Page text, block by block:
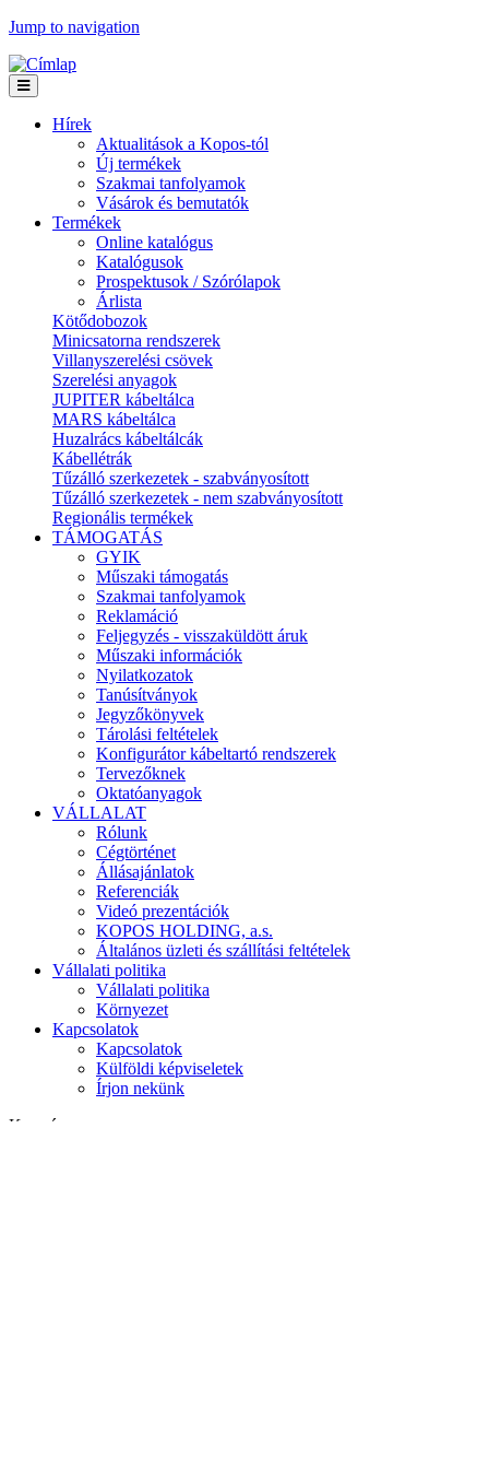
Jump to navigation
Hírek
Aktualitások a Kopos-tól
Új termékek
Szakmai tanfolyamok
Vásárok és bemutatók
Termékek
Online katalógus
Katalógusok
Prospektusok / Szórólapok
Árlista
Kötődobozok
Minicsatorna rendszerek
Villanyszerelési csövek
Szerelési anyagok
JUPITER kábeltálca
MARS kábeltálca
Huzalrács kábeltálcák
Kábellétrák
Tűzálló szerkezetek - szabványosított
Tűzálló szerkezetek - nem szabványosított
Regionális termékek
TÁMOGATÁS
GYIK
Műszaki támogatás
Szakmai tanfolyamok
Reklamáció
Feljegyzés - visszaküldött áruk
Műszaki információk
Nyilatkozatok
Tanúsítványok
Jegyzőkönyvek
Tárolási feltételek
Konfigurátor kábeltartó rendszerek
Tervezőknek
Oktatóanyagok
VÁLLALAT
Rólunk
Cégtörténet
Állásajánlatok
Referenciák
Videó prezentációk
KOPOS HOLDING, a.s.
Általános üzleti és szállítási feltételek
Vállalati politika
Vállalati politika
Környezet
Kapcsolatok
Kapcsolatok
Külföldi képviseletek
Írjon nekünk
Keresés